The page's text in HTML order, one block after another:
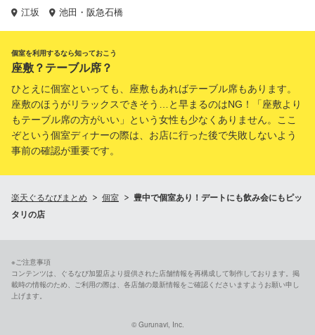
江坂 池田・阪急石橋
個室を利用するなら知っておこう
座敷？テーブル席？
ひとえに個室といっても、座敷もあればテーブル席もあります。
座敷のほうがリラックスできそう…と早まるのはNG！「座敷より
もテーブル席の方がいい」という女性も少なくありません。ここ
ぞという個室ディナーの際は、お店に行った後で失敗しないよう
事前の確認が重要です。
楽天ぐるなびまとめ 個室
豊中で個室あり！デートにも飲み会にもピッ
タリの店
※ご注意事項
コンテンツは、ぐるなび加盟店より提供された店舗情報を再構成して制作しております。掲
載時の情報のため、ご利用の際は、各店舗の最新情報をご確認くださいますようお願い申し
上げます。
© Gurunavi, Inc.